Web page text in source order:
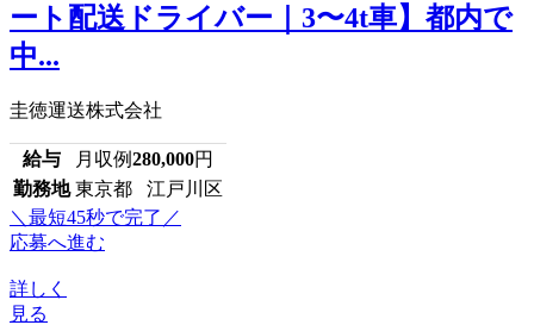
ート配送ドライバー｜3〜4t車】都内で
中...
圭徳運送株式会社
給与 月収例280,000円
勤務地 東京都 江戸川区
＼最短45秒で完了／
応募へ進む
詳しく
見る